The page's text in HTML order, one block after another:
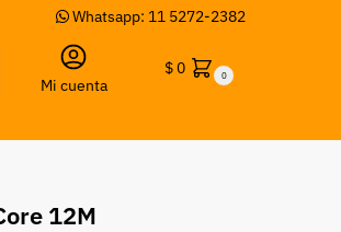
Whatsapp: 11 5272-2382
Mi cuenta
$0 0
12M